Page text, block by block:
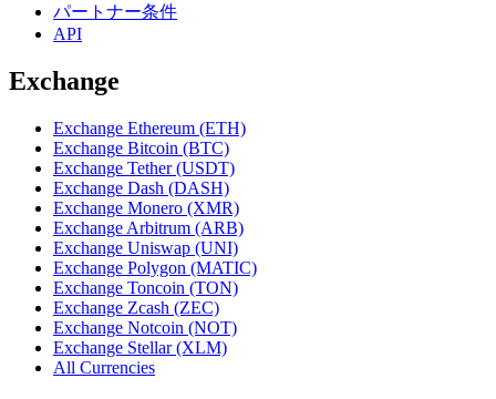
パートナー条件
API
Exchange
Exchange Ethereum (ETH)
Exchange Bitcoin (BTC)
Exchange Tether (USDT)
Exchange Dash (DASH)
Exchange Monero (XMR)
Exchange Arbitrum (ARB)
Exchange Uniswap (UNI)
Exchange Polygon (MATIC)
Exchange Toncoin (TON)
Exchange Zcash (ZEC)
Exchange Notcoin (NOT)
Exchange Stellar (XLM)
All Currencies